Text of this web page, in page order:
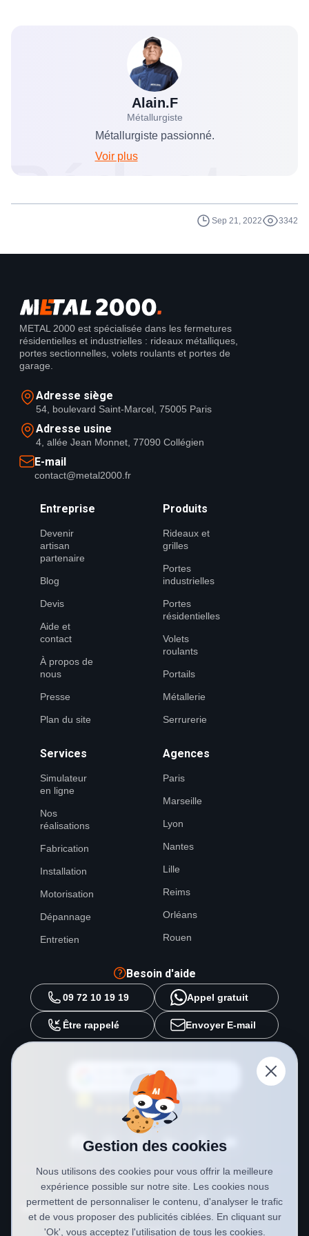
Alain.F
Métallurgiste
Métallurgiste passionné.
Voir plus
Sep 21, 2022 3342
METAL 2000 est spécialisée dans les fermetures
résidentielles et industrielles : rideaux métalliques,
portes sectionnelles, volets roulants et portes de
garage.
Adresse siège
54, boulevard Saint-Marcel, 75005 Paris
Adresse usine
4, allée Jean Monnet, 77090 Collégien
E-mail
contact@metal2000.fr
Entreprise
Devenir
artisan
partenaire
Blog
Devis
Aide et
contact
À propos de
nous
Presse
Plan du site
Produits
Rideaux et
grilles
Portes
industrielles
Portes
résidentielles
Volets
roulants
Portails
Métallerie
Serrurerie
Services
Simulateur
en ligne
Nos
réalisations
Fabrication
Installation
Motorisation
Dépannage
Entretien
Agences
Paris
Marseille
Lyon
Nantes
Lille
Reims
Orléans
Rouen
Besoin d'aide
09 72 10 19 19 Appel gratuit
Être rappelé Envoyer E-mail
METAL 2000
source préférée surGoogle
Mentions légales CGV Politique de confidentialité
Cookies
Gestion des cookies
Nous utilisons des cookies pour vous offrir la meilleure
expérience possible sur notre site. Les cookies nous
permettent de personnaliser le contenu, d'analyser le trafic
et de vous proposer des publicités ciblées. En cliquant sur
'Ok', vous acceptez l'utilisation de tous les cookies.